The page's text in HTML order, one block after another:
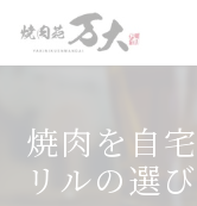
焼肉を自
リルの選